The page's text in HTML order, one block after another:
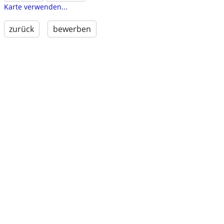
Karte verwenden...
zurück bewerben